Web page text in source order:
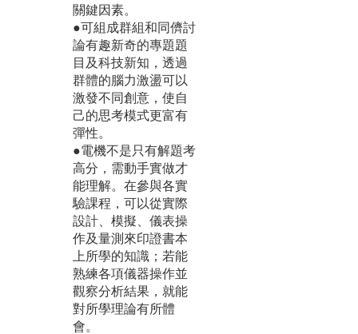
關鍵因素。
●可組成群組和同儕討
論有趣新奇的專題題
目及科技新知，透過
群體的腦力激盪可以
激發不同創意，使自
己的思考模式更富有
彈性。
●電機不是只有解題考
高分，需動手實做才
能理解。在參與各實
驗課程，可以從實際
設計、模擬、儀表操
作及量測來印證書本
上所學的知識；若能
熟練各項儀器操作並
觀察分析結果，就能
對所學理論有所體
會。